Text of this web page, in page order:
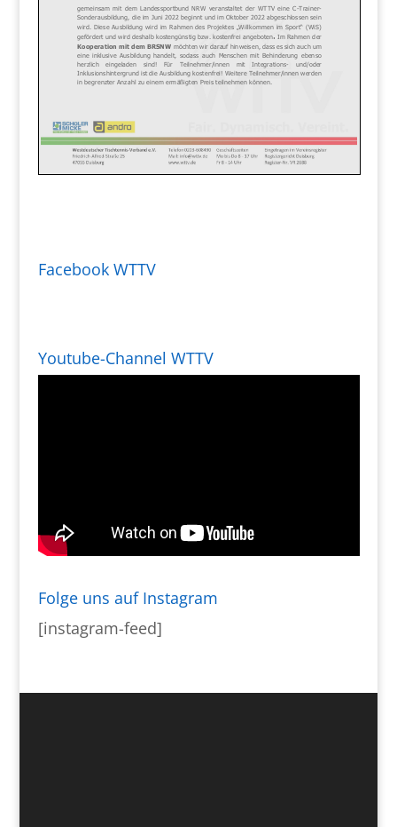
Facebook WTTV
Youtube-Channel WTTV
Folge uns auf Instagram
[instagram-feed]